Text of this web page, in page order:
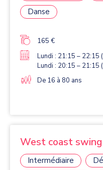
Danse
165 €
Lundi : 21:15 – 22:15
Lundi : 20:15 – 21:15
De 16 à 80 ans
West coast swing
Intermédiaire